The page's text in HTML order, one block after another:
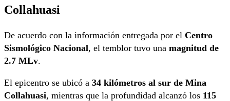
Collahuasi
De acuerdo con la información entregada por el Centro
Sismológico Nacional, el temblor tuvo una magnitud de
2.7 MLv.
El epicentro se ubicó a 34 kilómetros al sur de Mina
Collahuasi, mientras que la profundidad alcanzó los 115